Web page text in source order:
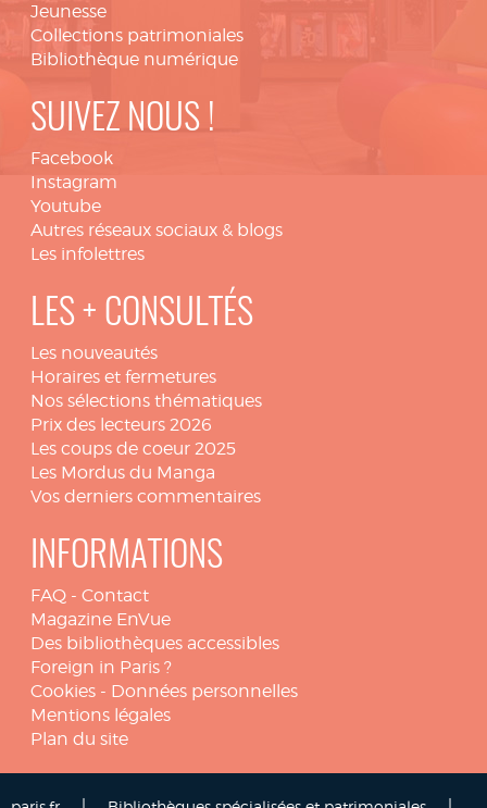
Jeunesse
Collections patrimoniales
Bibliothèque numérique
SUIVEZ NOUS !
Facebook
Instagram
Youtube
Autres réseaux sociaux & blogs
Les infolettres
LES + CONSULTÉS
Les nouveautés
Horaires et fermetures
Nos sélections thématiques
Prix des lecteurs 2026
Les coups de coeur 2025
Les Mordus du Manga
Vos derniers commentaires
INFORMATIONS
FAQ - Contact
Magazine EnVue
Des bibliothèques accessibles
Foreign in Paris ?
Cookies - Données personnelles
Mentions légales
Plan du site